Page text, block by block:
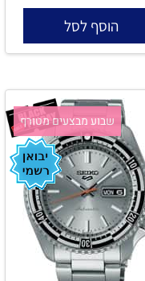
הוסף לסל
שבוע מבצעים מטורף